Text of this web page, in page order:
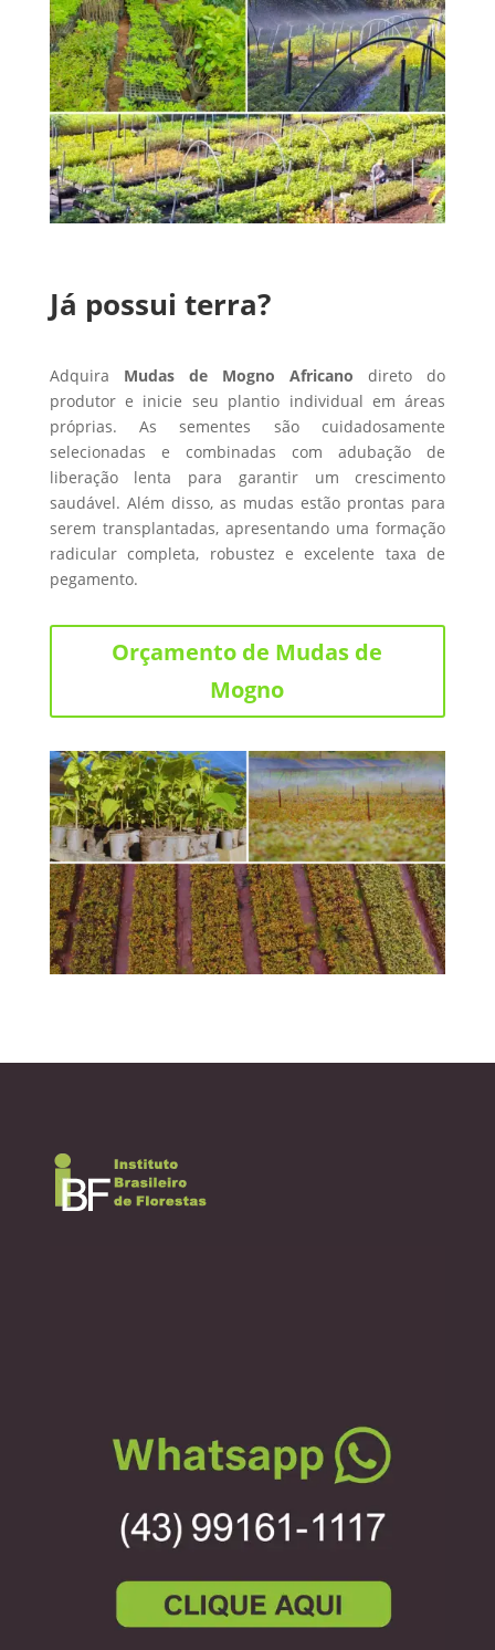
Já possui terra?
Adquira Mudas de Mogno Africano direto do
produtor e inicie seu plantio individual em áreas
próprias. As sementes são cuidadosamente
selecionadas e combinadas com adubação de
liberação lenta para garantir um crescimento
saudável. Além disso, as mudas estão prontas para
serem transplantadas, apresentando uma formação
radicular completa, robustez e excelente taxa de
pegamento.
Orçamento de Mudas de
Mogno